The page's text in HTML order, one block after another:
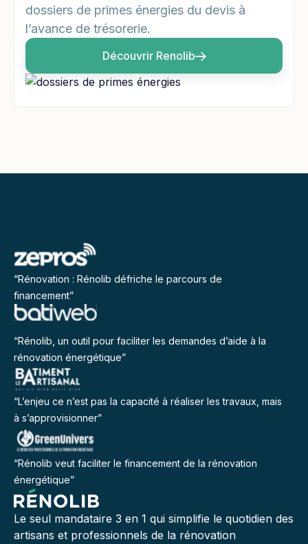
dossiers de primes énergies du devis à
l’avance de trésorerie.
Découvrir Renolib
“Rénovation : Rénolib défriche le parcours de
financement”
“Rénolib, un outil pour faciliter les demandes d’aide à la
rénovation énergétique”
“L’enjeu ce n’est pas la capacité à réaliser les travaux, mais
à s’approvisionner”
“Rénolib veut faciliter le financement de la rénovation
énergétique”
Le seul mandataire 3 en 1 qui simplifie le quotidien des
artisans et professionnels de la rénovation